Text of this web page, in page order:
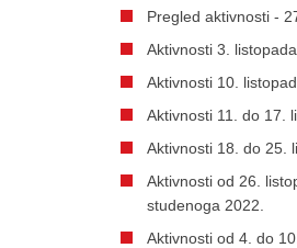
Pregled aktivnosti -
Aktivnosti 3. listopada
Aktivnosti 10.
Aktivnosti 11. do 17.
Aktivnosti 18. do 25.
Aktivnosti od 26.
studenoga 2022.
Aktivnosti od 4. do